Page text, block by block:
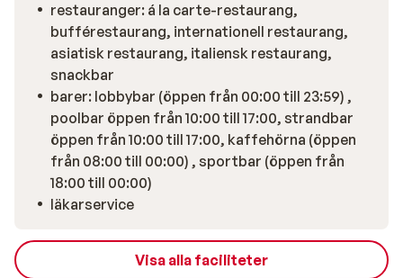
restauranger: á la carte-restaurang,
bufférestaurang, internationell restaurang,
asiatisk restaurang, italiensk restaurang,
snackbar
barer: lobbybar (öppen från 00:00 till 23:59) ,
poolbar öppen från 10:00 till 17:00, strandbar
öppen från 10:00 till 17:00, kaffehörna (öppen
från 08:00 till 00:00) , sportbar (öppen från
18:00 till 00:00)
läkarservice
Visa alla faciliteter